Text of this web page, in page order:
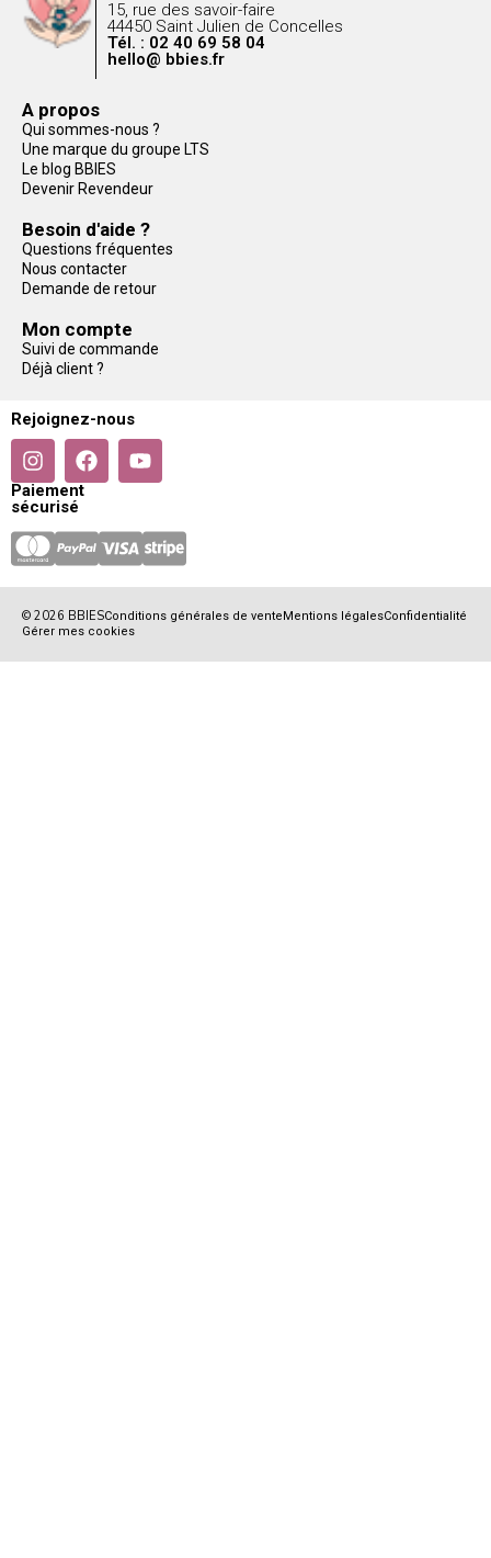
15, rue des savoir-faire
44450 Saint Julien de Concelles
Tél. : 02 40 69 58 04
hello@ bbies.fr
A propos
Qui sommes-nous ?
Une marque du groupe LTS
Le blog BBIES
Devenir Revendeur
Besoin d'aide ?
Questions fréquentes
Nous contacter
Demande de retour
Mon compte
Suivi de commande
Déjà client ?
Rejoignez-nous
Paiement
sécurisé
© 2026 BBIESConditions générales de venteMentions légalesConfidentialité
Gérer mes cookies